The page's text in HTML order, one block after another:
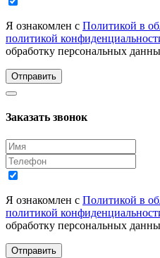
Я ознакомлен с Политикой в
политикой
обработку персональных
Отправить
Заказать звонок
Я ознакомлен с Политикой в
политикой
обработку персональных
Отправить